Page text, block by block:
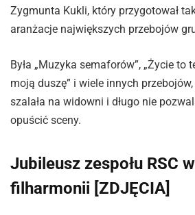
Zygmunta Kukli, który przygotował
aranżacje największych przebojów
Była „Muzyka semaforów”, „Życie to
moją duszę” i wiele innych
szalała na widowni i długo nie
opuścić sceny.
Jubileusz zespołu RSC
filharmonii [ZDJĘCIA]